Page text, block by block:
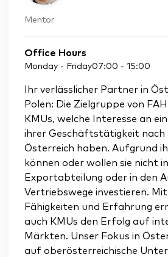
Mentor
Office Hours
Monday - Friday07:00 - 15:00
Ihr verlässlicher Partner in
Polen: Die Zielgruppe von
KMUs, welche Interesse an
ihrer Geschäftstätigkeit nach
Österreich haben. Aufgrund
können oder wollen sie nicht
Exportabteilung oder in den
Vertriebswege investieren.
Fähigkeiten und Erfahrung
auch KMUs den Erfolg auf
Märkten. Unser Fokus in
auf oberösterreichische